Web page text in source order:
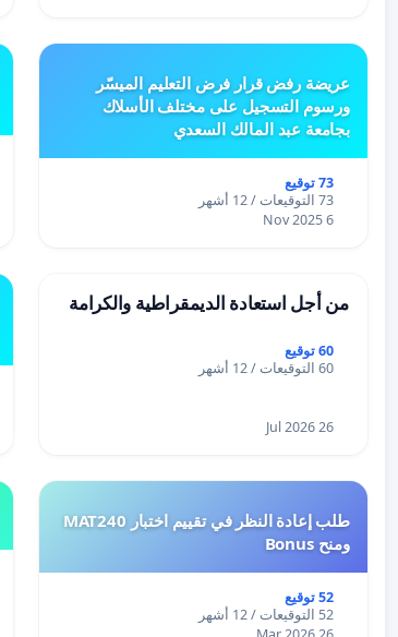
عريضة رفض قرار فرض التعليم الميسّر
ورسوم التسجيل على مختلف الأسلاك
بجامعة عبد المالك السعدي
73 توقيع
73 التوقيعات / 12 أشهر
6 Nov 2025
من أجل استعادة الديمقراطية والكرامة
60 توقيع
60 التوقيعات / 12 أشهر
26 Jul 2026
طلب إعادة النظر في تقييم اختبار MAT240
ومنح Bonus
52 توقيع
52 التوقيعات / 12 أشهر